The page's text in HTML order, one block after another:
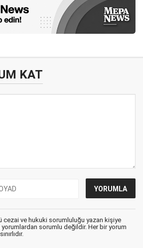
KAT
cezai ve hukuki sorumluluğu yazan kişiye
yorumlardan sorumlu değildir. Her bir yorum